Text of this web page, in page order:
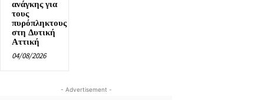
ανάγκης για
τους
πυρόπληκτους
στη Δυτική
Αττική
04/08/2026
- Advertisement -